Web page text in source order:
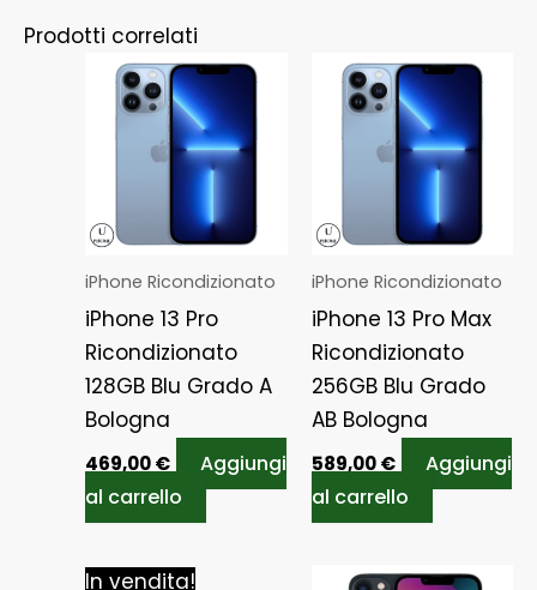
Prodotti correlati
iPhone Ricondizionato
iPhone 13 Pro
Ricondizionato
128GB Blu Grado A
Bologna
469,00€
Aggiungi
al carrello
iPhone Ricondizionato
iPhone 13 Pro Max
Ricondizionato
256GB Blu Grado
AB Bologna
589,00€
Aggiungi
al carrello
In vendita!
Il